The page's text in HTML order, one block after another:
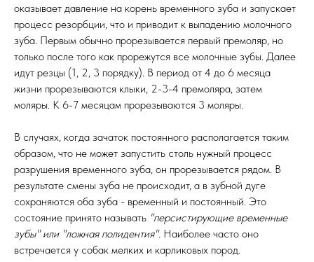
оказывает давление на корень временного зуба и запускает
процесс резорбции, что и приводит к выпадению молочного
зуба. Первым обычно прорезывается первый премоляр, но
только после того как прорежутся все молочные зубы. Далее
идут резцы (1, 2, 3 порядку). В период от 4 до 6 месяца
жизни прорезываются клыки, 2-3-4 премоляра, затем
моляры. К 6-7 месяцам прорезываются 3 моляры.
В случаях, когда зачаток постоянного располагается таким
образом, что не может запустить столь нужный процесс
разрушения временного зуба, он прорезывается рядом. В
результате смены зуба не происходит, а в зубной дуге
сохраняются оба зуба - временный и постоянный. Это
состояние принято называть "персистирующие временные
зубы" или "ложная полидентия". Наиболее часто оно
встречается у собак мелких и карликовых пород.